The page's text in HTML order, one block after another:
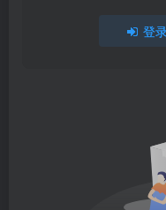
登